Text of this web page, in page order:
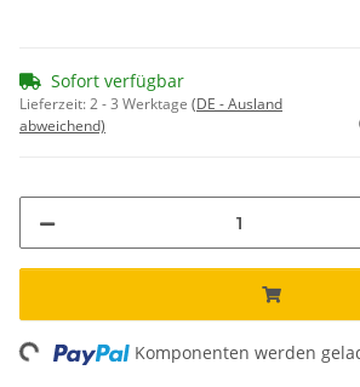
Sofort verfügbar
Lieferzeit:2 - 3 Werktage (DE - Ausland
abweichend)
Komponenten werden